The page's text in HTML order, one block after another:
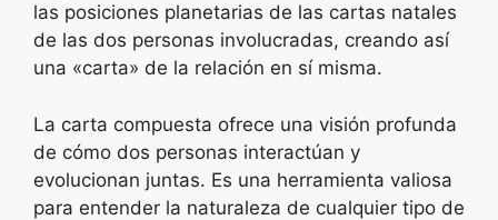
las posiciones planetarias de las cartas natales
de las dos personas involucradas, creando así
una «carta» de la relación en sí misma.
La carta compuesta ofrece una visión profunda
de cómo dos personas interactúan y
evolucionan juntas. Es una herramienta valiosa
para entender la naturaleza de cualquier tipo de